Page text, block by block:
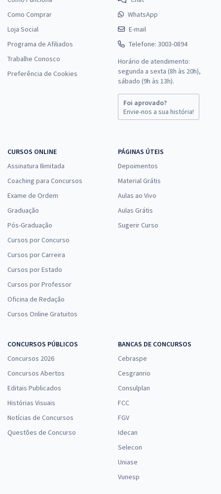
Como Comprar
Loja Social
Programa de Afiliados
Trabalhe Conosco
Preferência de Cookies
WhatsApp
E-mail
Telefone: 3003-0894
Horário de atendimento:
segunda a sexta (8h às 20h),
sábado (9h às 13h).
Foi aprovado?
Envie-nos a sua história!
CURSOS ONLINE
Assinatura Ilimitada
Coaching para Concursos
Exame de Ordem
Graduação
Pós-Graduação
Cursos por Concurso
Cursos por Carreira
Cursos por Estado
Cursos por Professor
Oficina de Redação
Cursos Online Gratuitos
PÁGINAS ÚTEIS
Depoimentos
Material Grátis
Aulas ao Vivo
Aulas Grátis
Sugerir Curso
CONCURSOS PÚBLICOS
Concursos 2026
Concursos Abertos
Editais Publicados
Histórias Visuais
Notícias de Concursos
Questões de Concurso
BANCAS DE CONCURSOS
Cebraspe
Cesgranrio
Consulplan
FCC
FGV
Idecan
Selecon
Uniase
Vunesp